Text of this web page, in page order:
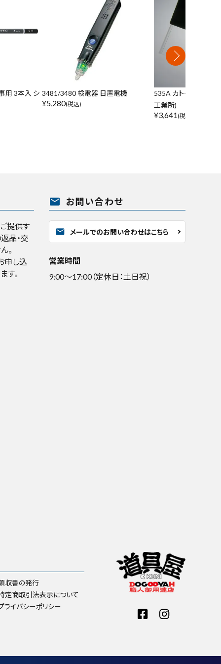
用 3本入 シ 3481/3480 検電器 日置電機
¥5,280(税込)
535A カトー防災面 カ
工業所)
¥3,641(税込)
提供す
品・交
。
申し込
す。
mail お問い合わせ
mail メールでのお問い合わせはこちら
営業時間
9:00～17:00（定休日：土日祝）
収書の発行
定商取引法表示について
ライバシーポリシー